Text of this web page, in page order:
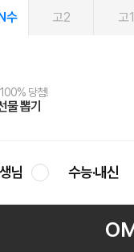
수 고2 고1
당첨!
물 뽑기
증정!
X 올리브
터디 캐시백
머스쿨
단과
선발
앱
체험권
강생 무료혜택!
멤버십
페인
메가나눔
님 수능·내신